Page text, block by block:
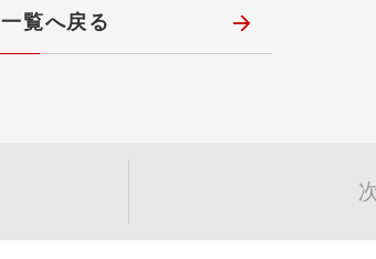
一覧へ戻る